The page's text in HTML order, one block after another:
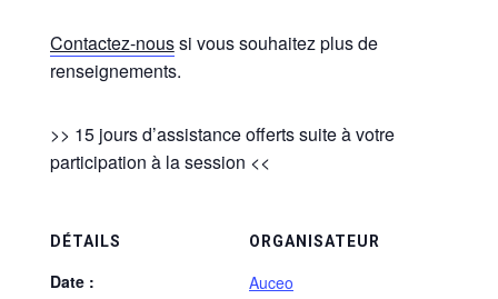
Contactez-noussi vous souhaitez plus de
renseignements.
>> 15 jours d’assistance offerts suite à votre
participation à la session <<
DÉTAILS
Date :
ORGANISATEUR
Auceo